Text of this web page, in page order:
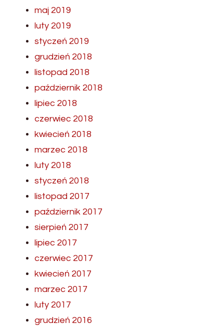
maj 2019
luty 2019
styczeń 2019
grudzień 2018
listopad 2018
październik 2018
lipiec 2018
czerwiec 2018
kwiecień 2018
marzec 2018
luty 2018
styczeń 2018
listopad 2017
październik 2017
sierpień 2017
lipiec 2017
czerwiec 2017
kwiecień 2017
marzec 2017
luty 2017
grudzień 2016